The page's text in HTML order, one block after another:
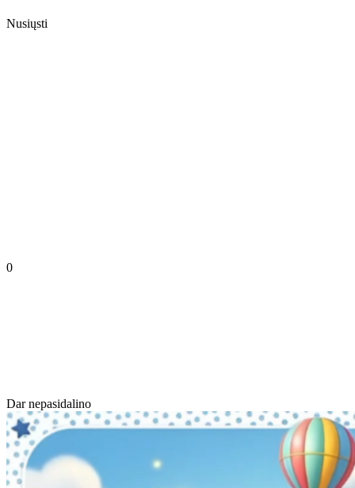
Nusiųsti
0
Dar nepasidalino